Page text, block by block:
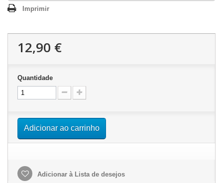
Imprimir
12,90 €
Quantidade
Adicionar ao carrinho
Adicionar à Lista de desejos